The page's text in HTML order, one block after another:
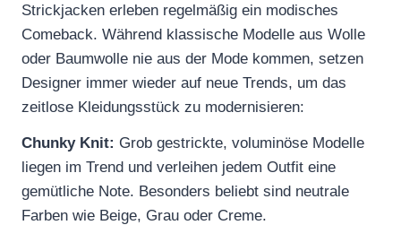
Strickjacken erleben regelmäßig ein modisches
Comeback. Während klassische Modelle aus Wolle
oder Baumwolle nie aus der Mode kommen, setzen
Designer immer wieder auf neue Trends, um das
zeitlose Kleidungsstück zu modernisieren:
Chunky Knit: Grob gestrickte, voluminöse Modelle
liegen im Trend und verleihen jedem Outfit eine
gemütliche Note. Besonders beliebt sind neutrale
Farben wie Beige, Grau oder Creme.